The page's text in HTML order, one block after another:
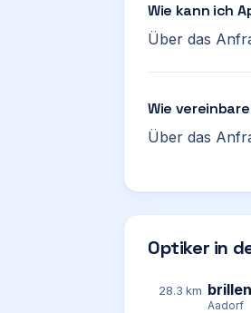
Wie kann ich
Über das
Wie
Über das
Optiker in
28.3 km
Aadorf